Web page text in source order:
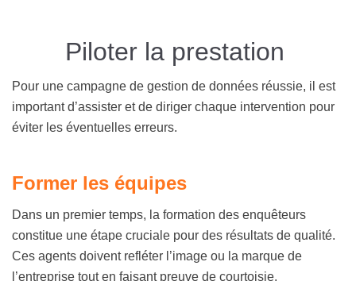
Piloter la prestation
Pour une campagne de gestion de données réussie, il est
important d’assister et de diriger chaque intervention pour
éviter les éventuelles erreurs.
Former les équipes
Dans un premier temps, la formation des enquêteurs
constitue une étape cruciale pour des résultats de qualité.
Ces agents doivent refléter l’image ou la marque de
l’entreprise tout en faisant preuve de courtoisie.